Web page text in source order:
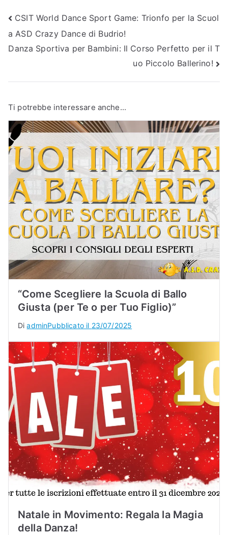
Navigazione
articoli
CSIT World Dance Sport Game: Trionfo per la Scuol
a ASD Crazy Dance di Budrio!
Danza Sportiva per Bambini: Il Corso Perfetto per il T
uo Piccolo Ballerino!
Ti potrebbe interessare anche...
“Come Scegliere la Scuola di Ballo
Giusta (per Te o per Tuo Figlio)”
DiadminPubblicato il 23/07/2025
Natale in Movimento: Regala la Magia
della Danza!